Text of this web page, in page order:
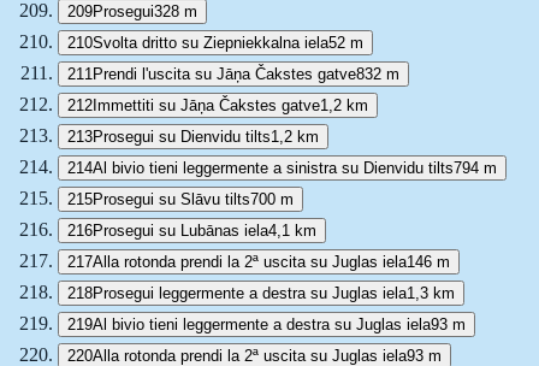
209Prosegui328 m
210Svolta dritto su Ziepniekkalna iela52 m
211 Prendi l'uscita su Jāņa Čakstes gatve832 m
212Immettiti su Jāņa Čakstes gatve1,2 km
213Prosegui su Dienvidu tilts1,2 km
214Al bivio tieni leggermente a sinistra su Dienvidu tilts794 m
215Prosegui su Slāvu tilts700 m
216Prosegui su Lubānas iela4,1 km
217Alla rotonda prendi la 2ª uscita su Juglas iela146 m
218Prosegui leggermente a destra su Juglas iela1,3 km
219Al bivio tieni leggermente a destra su Juglas iela93 m
220Alla rotonda prendi la 2ª uscita su Juglas iela93 m